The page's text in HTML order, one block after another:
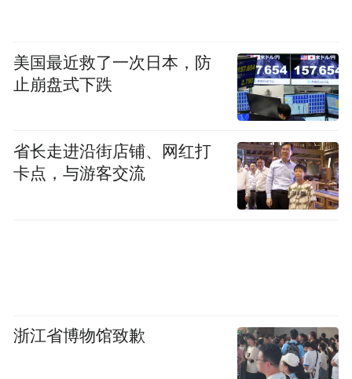
美国最近救了一次日本，防
止崩盘式下跌
省长走进沿街店铺、网红打
卡点，与游客交流
浙江省博物馆致歉